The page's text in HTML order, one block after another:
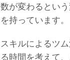
数が変わるとい
を持っています。
スキルによるツ
る時間を考えて